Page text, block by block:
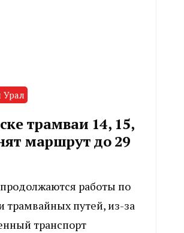
трамваи 14, 15,
маршрут до 29
работы по
трамвайных путей, из-за
транспорт